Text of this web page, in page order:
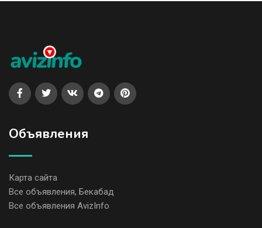
Объявления
Карта сайта
Все объявления, Бекабад
Все объявления AvizInfo